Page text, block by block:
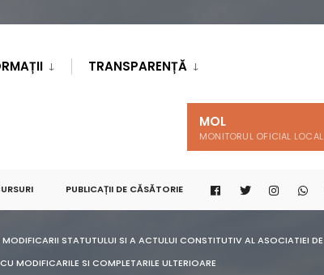
TRANSPARENȚĂ
MOL
MONITORUL OFICIAL LOCAL
PUBLICAȚII DE CĂSĂTORIE
STATUTULUI SI A ACTULUI CONSTITUTIV AL ASOCIATIEI DE
MODIFICARILE SI COMPLETARILE ULTERIOARE